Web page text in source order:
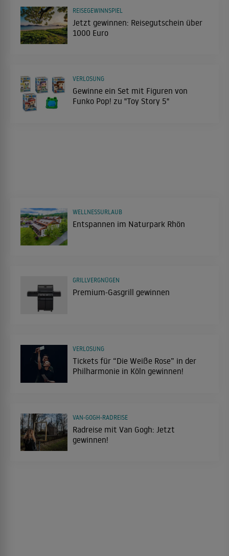
Jetzt gewinnen: Reisegutschein über
1000 Euro
REISEGEWINNSPIEL
Gewinne ein Set mit Figuren von
Funko Pop! zu "Toy Story 5"
VERLOSUNG
Entspannen im Naturpark Rhön
WELLNESSURLAUB
Premium-Gasgrill gewinnen
GRILLVERGNÜGEN
Tickets für “Die Weiße Rose” in der
Philharmonie in Köln gewinnen!
VERLOSUNG
Radreise mit Van Gogh: Jetzt
gewinnen!
VAN-GOGH-RADREISE